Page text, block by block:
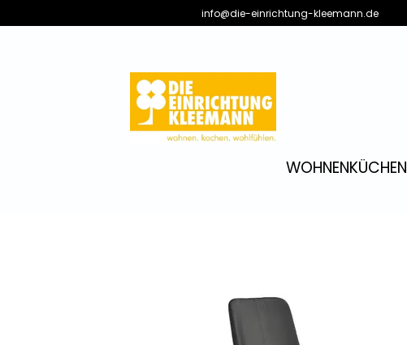
info@die-einrichtung-kleemann.de
WOHNENKÜCHEN